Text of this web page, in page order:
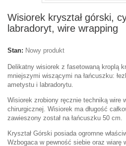
Wisiorek kryształ górski,
labradoryt, wire wrapping
Stan: Nowy produkt
Delikatny wisiorek z fasetowaną kroplą
mniejszymi wiszącymi na łańcuszku:
ametystu i labradorytu.
Wisiorek zrobiony ręcznie techniką wire
chirurgicznej. Wisiorek ma długość
zawieszony został na łańcuszku 50 cm.
Kryształ Górski posiada ogromne
Wzbogaca w pewność siebie oraz wiarę